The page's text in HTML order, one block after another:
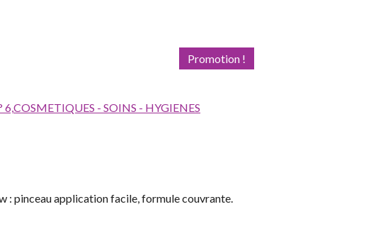
Promotion !
6,COSMETIQUES - SOINS - HYGIENES
: pinceau application facile, formule couvrante.